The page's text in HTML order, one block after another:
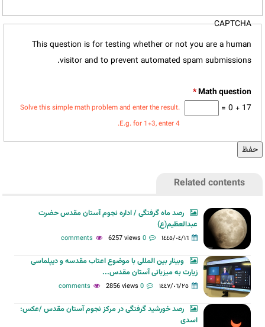
CAPTCHA
This question is for testing whether or not you are a human
visitor and to prevent automated spam submissions.
*
17 + 0 =
Solve this simple math problem and enter the result.
E.g. for 1+3, enter 4.
Related contents
رصد ماه گرفتگی / اداره نجوم آستان مقدس حضرت
عبدالعظیم(ع)
١٤٤٥/٠٤/١٦ 0 comments
6257 views
وبینار بین المللی با موضوع اعتاب مقدسه و دیپلماسی
زیارت به میزبانی آستان مقدس...
١٤٤٧/٠٦/٢٥ 0 comments
2856 views
رصد خورشید گرفتگی در مرکز نجوم آستان مقدس /عکس:
اسدی